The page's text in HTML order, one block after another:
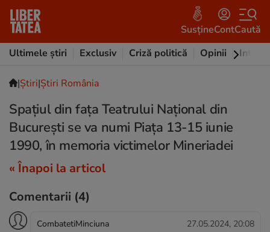
SusțineContCaută
Ultimele știri
Exclusiv Criză politică Opinii
|Ştiri|Știri România
Spaţiul din faţa Teatrului Naţional din
București se va numi Piața 13-15 iunie
1990, în memoria victimelor Mineriadei
« Înapoi la articol
Comentarii (4)
CombatetiMinciuna 27.05.2024, 20:08